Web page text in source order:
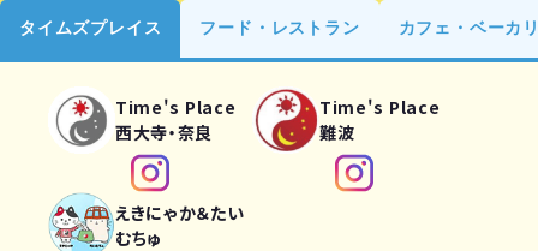
タイムズプレイス フード・レストラン カフェ・ベーカ
Time's Place
西大寺・奈良
Time's Place
難波
えきにゃか＆たい
むちゅ